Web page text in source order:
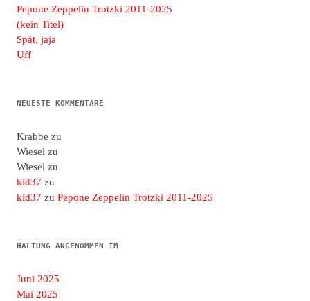
Pepone Zeppelin Trotzki 2011-2025
(kein Titel)
Spät, jaja
Uff
NEUESTE KOMMENTARE
Krabbe zu
Wiesel zu
Wiesel zu
kid37 zu
kid37 zu Pepone Zeppelin Trotzki 2011-2025
HALTUNG ANGENOMMEN IM
Juni 2025
Mai 2025